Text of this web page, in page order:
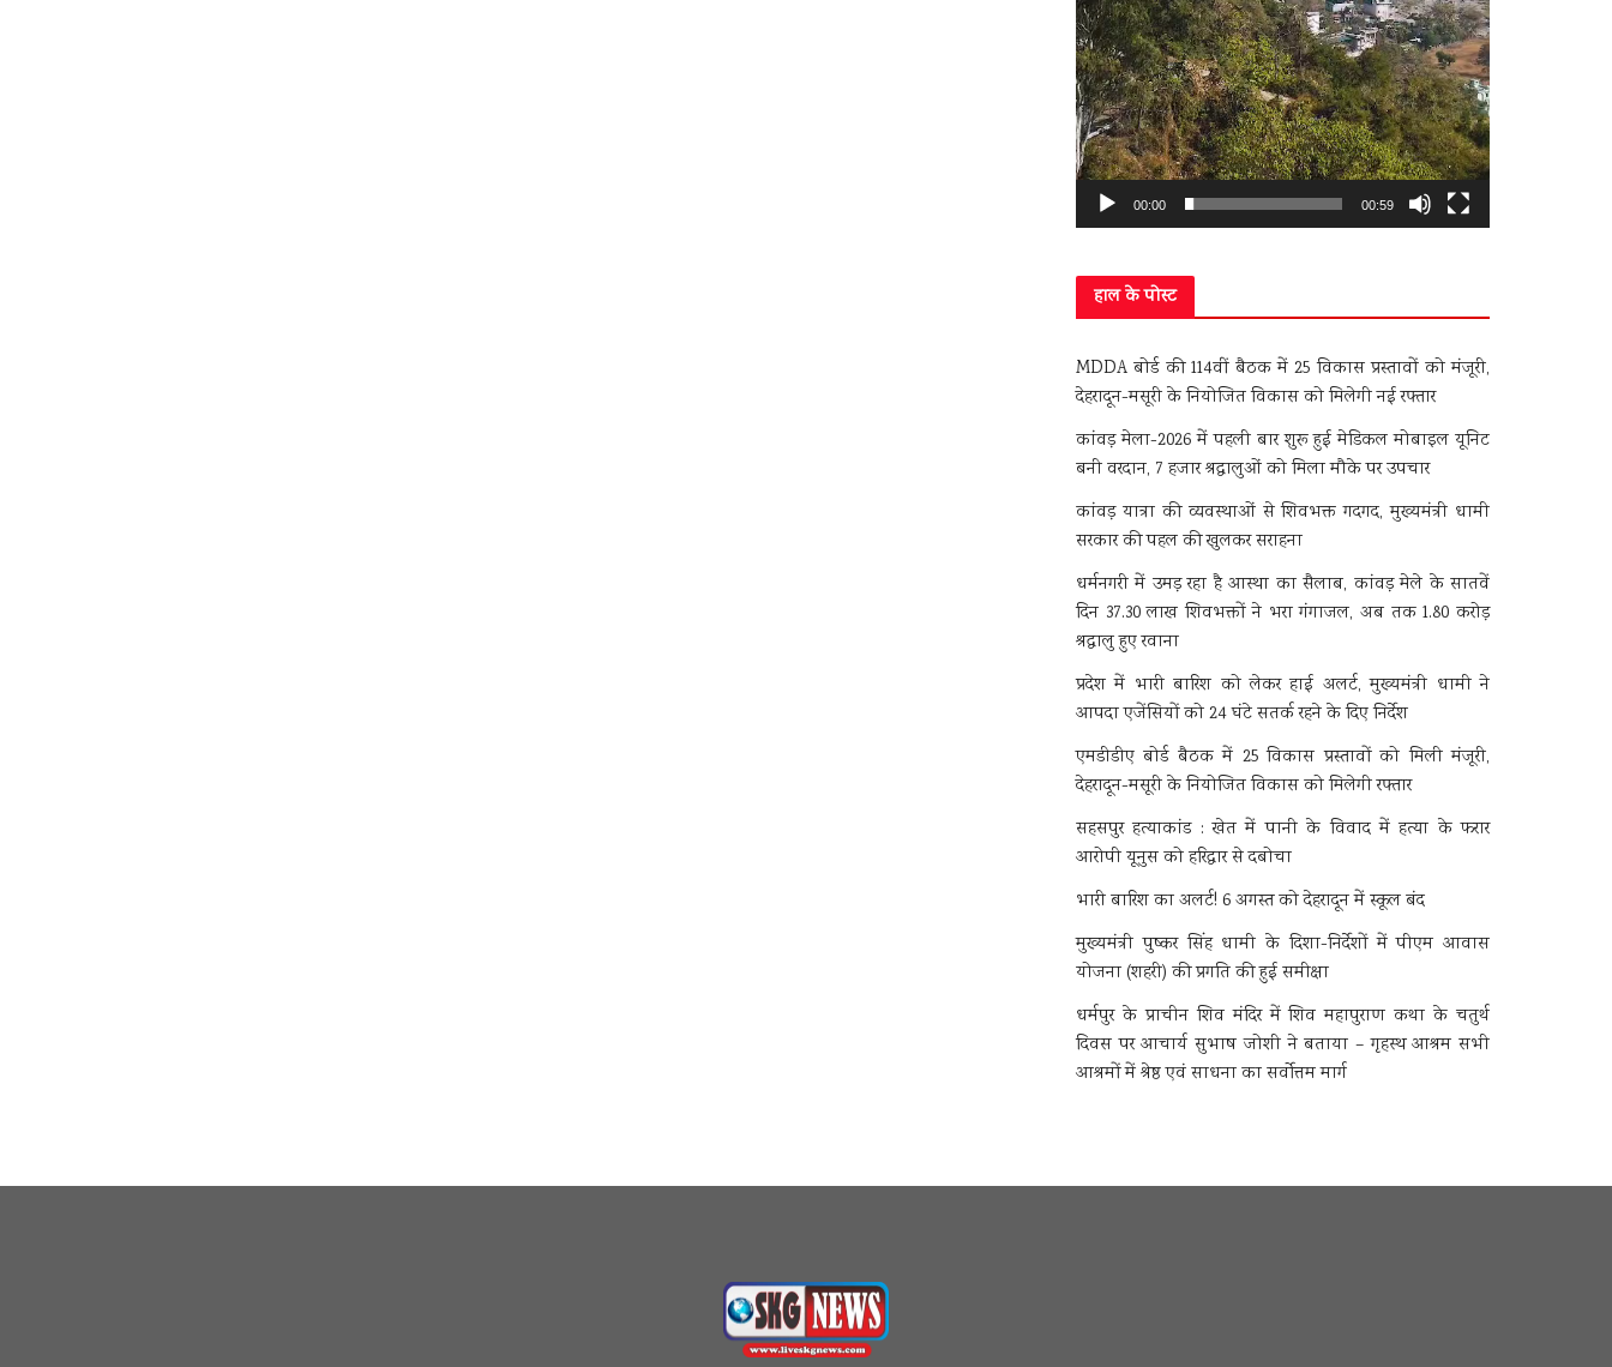
00:00 00:59
हाल के पोस्ट
MDDA बोर्ड की 114वीं बैठक में 25 विकास प्रस्तावों को मंजूरी,
देहरादून-मसूरी के नियोजित विकास को मिलेगी नई रफ्तार
कांवड़ मेला-2026 में पहली बार शुरू हुई मेडिकल मोबाइल यूनिट
बनी वरदान, 7 हजार श्रद्धालुओं को मिला मौके पर उपचार
कांवड़ यात्रा की व्यवस्थाओं से शिवभक्त गदगद, मुख्यमंत्री धामी
सरकार की पहल की खुलकर सराहना
धर्मनगरी में उमड़ रहा है आस्था का सैलाब, कांवड़ मेले के सातवें
दिन 37.30 लाख शिवभक्तों ने भरा गंगाजल, अब तक 1.80 करोड़
श्रद्धालु हुए रवाना
प्रदेश में भारी बारिश को लेकर हाई अलर्ट, मुख्यमंत्री धामी ने
आपदा एजेंसियों को 24 घंटे सतर्क रहने के दिए निर्देश
एमडीडीए बोर्ड बैठक में 25 विकास प्रस्तावों को मिली मंजूरी,
देहरादून-मसूरी के नियोजित विकास को मिलेगी रफ्तार
सहसपुर हत्याकांड : खेत में पानी के विवाद में हत्या के फरार
आरोपी यूनुस को हरिद्वार से दबोचा
भारी बारिश का अलर्ट! 6 अगस्त को देहरादून में स्कूल बंद
मुख्यमंत्री पुष्कर सिंह धामी के दिशा-निर्देशों में पीएम आवास
योजना (शहरी) की प्रगति की हुई समीक्षा
धर्मपुर के प्राचीन शिव मंदिर में शिव महापुराण कथा के चतुर्थ
दिवस पर आचार्य सुभाष जोशी ने बताया – गृहस्थ आश्रम सभी
आश्रमों में श्रेष्ठ एवं साधना का सर्वोत्तम मार्ग